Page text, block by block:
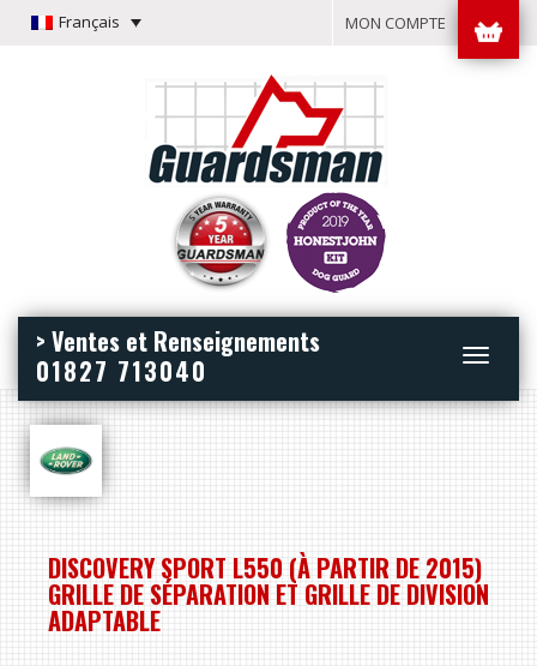
Français MON COMPTE
Toggle
> Ventes et Renseignements
01827 713040
DISCOVERY SPORT L550 (À PARTIR DE 2015)
GRILLE DE SÉPARATION ET GRILLE DE DIVISION
ADAPTABLE